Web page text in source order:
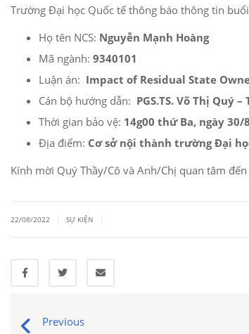
Trường Đại học Quốc tế thông báo thông tin
Họ tên NCS: Nguyễn Mạnh Hoàng
Mã ngành: 9340101
Luận án: Impact of Residual State
Cán bộ hướng dẫn: PGS.TS. Võ Thị Quý
Thời gian bảo vệ: 14g00 thứ Ba, ngày 30/
Địa điểm: Cơ sở nội thành trường Đại
Kính mời Quý Thầy/Cô và Anh/Chị quan tâm
22/08/2022 SỰ KIỆN
Previous